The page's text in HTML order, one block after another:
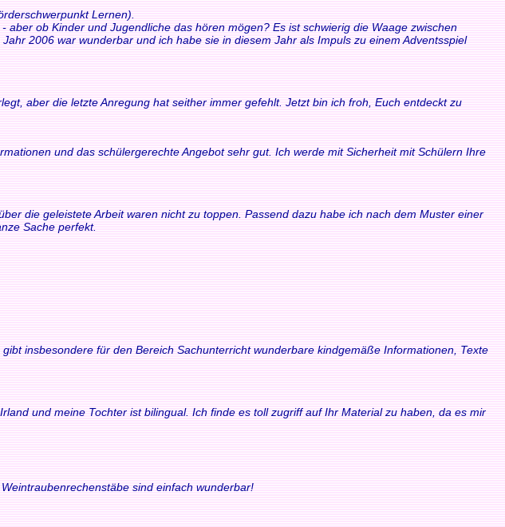
Lernen).
ob Kinder und Jugendliche das hören mögen? Es ist schwierig die Waage zwischen
2006 war wunderbar und ich habe sie in diesem Jahr als Impuls zu einem Adventsspiel
aber die letzte Anregung hat seither immer gefehlt. Jetzt bin ich froh, Euch entdeckt zu
und das schülergerechte Angebot sehr gut. Ich werde mit Sicherheit mit Schülern Ihre
die geleistete Arbeit waren nicht zu toppen. Passend dazu habe ich nach dem Muster einer
Sache perfekt.
insbesondere für den Bereich Sachunterricht wunderbare kindgemäße Informationen, Texte
und meine Tochter ist bilingual. Ich finde es toll zugriff auf Ihr Material zu haben, da es mir
sind einfach wunderbar!